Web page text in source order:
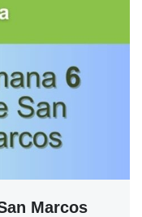
Marcos